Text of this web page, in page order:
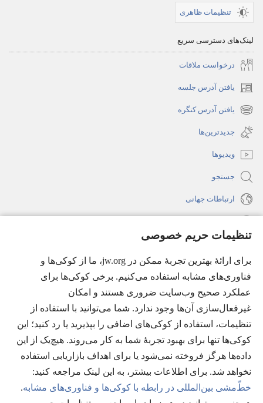
تنظیمات حریم خصوصی
برای ارائهٔ بهترین تجربهٔ ممکن در jw.org، ما از کوکی‌ها و
فناوری‌های مشابه استفاده می‌کنیم. برخی کوکی‌ها برای
عملکرد صحیح وب‌سایت ضروری هستند و امکان
غیرفعال‌سازی آن‌ها وجود ندارد. شما می‌توانید با استفاده از
تنظیمات، استفاده از کوکی‌های اضافی را بپذیرید یا رد کنید؛ این
کوکی‌ها تنها برای بهبود تجربهٔ شما به کار می‌روند. هیچ‌یک از این
داده‌ها هرگز فروخته نمی‌شود یا برای اهداف بازاریابی استفاده
نخواهد شد. برای اطلاعات بیشتر، به این لینک مراجعه کنید:‏
خطّ‌مشی بین‌المللی در رابطه با کوکی‌ها و فناوری‌های مشابه.
تنظیمات ظاهری
لینک‌های دسترسی سریع
درخواست ملاقات
یافتن آدرس جلسه
(پنجره‌ای
جدید
می‌شود)
یافتن آدرس کنگره
(پنجره‌ای
جدید
باز
می‌شود)
جدیدترین‌ها
ویدیوها
جستجو
ارتباطات جهانی
(پنجره‌ای
جدید
می‌شود)
(پنجره‌ای
جدید
می‌شود)
JW Hub
®
(پنجره‌ای
باز
می‌شود)
®
JW Library
Watchtower Library